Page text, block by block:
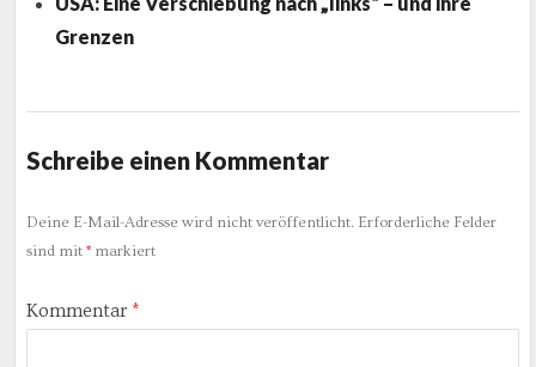
Grenzen
Schreibe einen Kommentar
Deine E-Mail-Adresse wird nicht veröffentlicht. Erforderliche Felder
sind mit *markiert
Kommentar *